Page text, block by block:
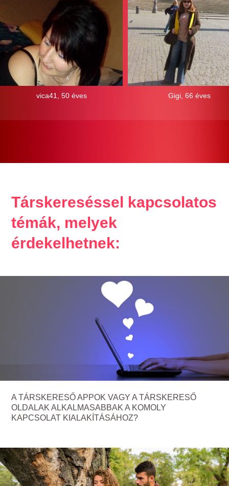
vica41, 50 éves Gigi, 66 éves
Társkereséssel kapcsolatos
témák, melyek
érdekelhetnek:
A TÁRSKERESŐ APPOK VAGY A TÁRSKERESŐ
OLDALAK ALKALMASABBAK A KOMOLY
KAPCSOLAT KIALAKÍTÁSÁHOZ?